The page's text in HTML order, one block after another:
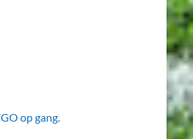
op gang.